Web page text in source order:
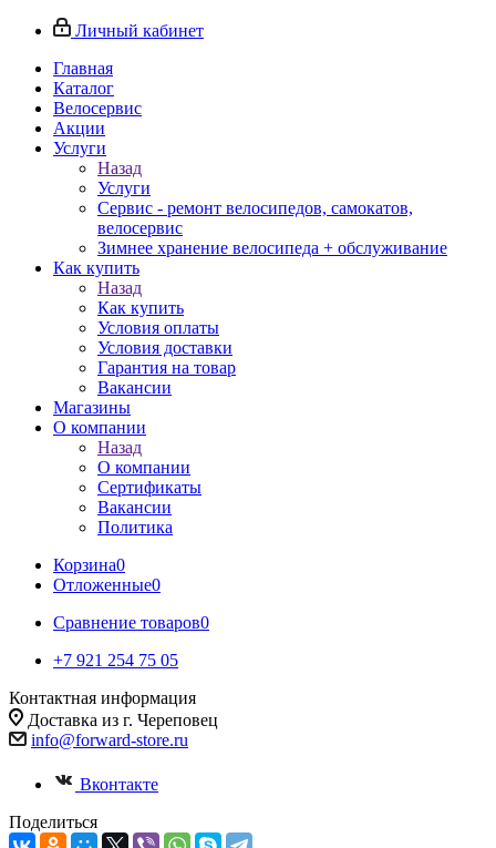
Личный кабинет
Главная
Каталог
Велосервис
Акции
Услуги
Назад
Услуги
Сервис - ремонт велосипедов, самокатов,
велосервис
Зимнее хранение велосипеда + обслуживание
Как купить
Назад
Как купить
Условия оплаты
Условия доставки
Гарантия на товар
Вакансии
Магазины
О компании
Назад
О компании
Сертификаты
Вакансии
Политика
Корзина0
Отложенные0
Сравнение товаров0
+7 921 254 75 05
Контактная информация
Доставка из г. Череповец
info@forward-store.ru
Вконтакте
Поделиться